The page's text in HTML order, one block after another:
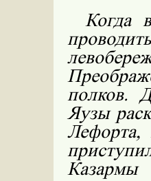
Когда
полков.
Яузы
Лефорта,
Казармы